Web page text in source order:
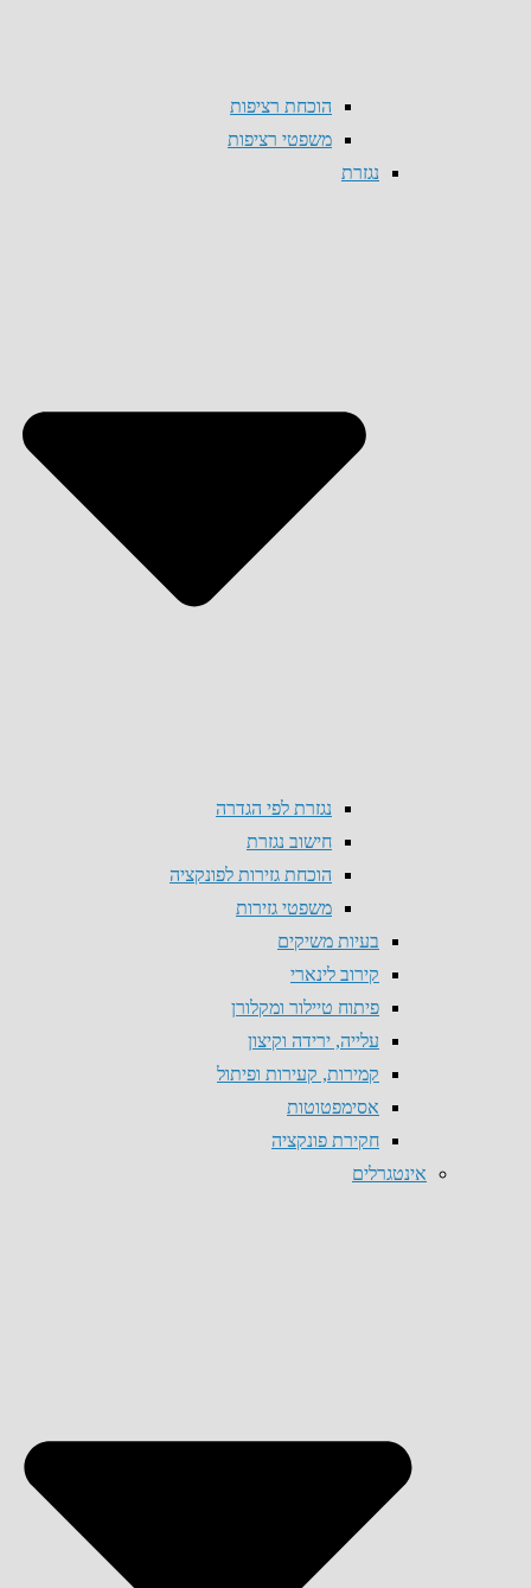
הוכחת רציפות
משפטי רציפות
נגזרת
נגזרת לפי הגדרה
חישוב נגזרת
הוכחת גזירות לפונקציה
משפטי גזירות
בעיות משיקים
קירוב לינארי
פיתוח טיילור ומקלורן
עלייה, ירידה וקיצון
קמירות, קעירות ופיתול
אסימפטוטות
חקירת פונקציה
אינטגרלים